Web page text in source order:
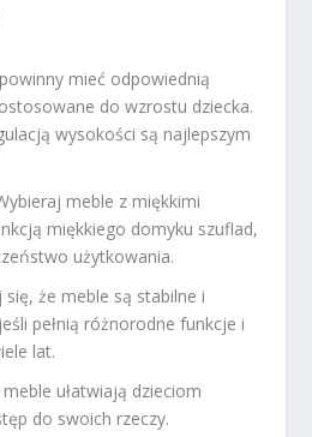
mieć odpowiednią
do wzrostu dziecka.
wysokości są najlepszym
meble z miękkimi
miękkiego domyku szuflad,
użytkowania.
się, że meble są stabilne i
pełnią różnorodne funkcje i
lat.
meble ułatwiają dzieciom
do swoich rzeczy.